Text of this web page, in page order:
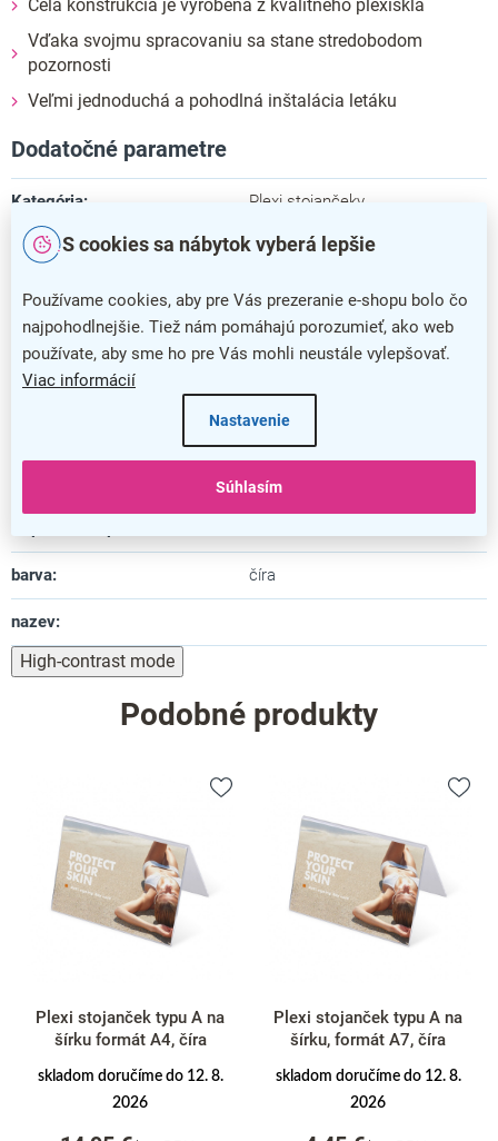
S cookies sa nábytok vyberá lepšie
Používame cookies, aby pre Vás prezeranie e-shopu bolo čo
najpohodlnejšie. Tiež nám pomáhajú porozumieť, ako web
používate, aby sme ho pre Vás mohli neustále vylepšovať.
Viac informácií
Nastavenie
Súhlasím
Celá konštrukcia je vyrobená z kvalitného plexiskla
Vďaka svojmu spracovaniu sa stane stredobodom
pozornosti
Veľmi jednoduchá a pohodlná inštalácia letáku
Dodatočné parametre
Kategória: Plexi stojančeky
Farba číra
Záruka: 5 rokov
Dĺžka 10,7 cm
Šírka:
plast
barva: číra
nazev:
High-contrast mode
Podobné produkty
Plexi stojanček typu A na
šírku formát A4, číra
skladom doručíme do 12. 8.
2026
Plexi stojanček typu A na
šírku, formát A7, číra
skladom doručíme do 12. 8.
2026